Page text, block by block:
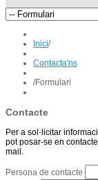
Inici/
Contacta'ns
/Formulari
Contacte
Per a sol·licitar
pot posar-se en
mail.
Persona de contacte